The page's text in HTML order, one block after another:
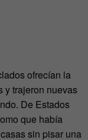
ofrecían la
y trajeron nuevas
De Estados
que había
sin pisar una